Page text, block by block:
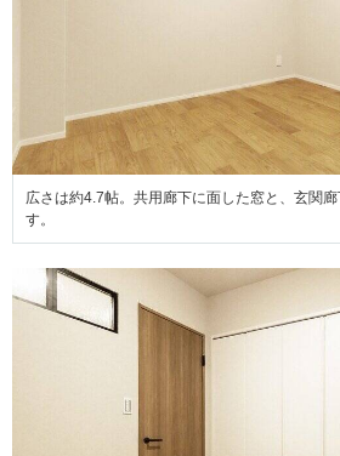
広さは約4.7帖。共用廊下に面した窓と、玄関
す。